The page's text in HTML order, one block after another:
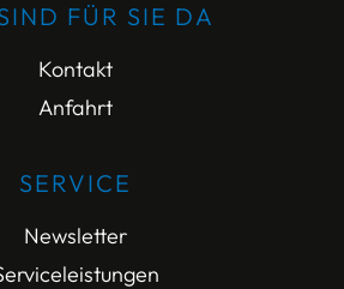
FÜR SIE DA
Kontakt
Anfahrt
SERVICE
Newsletter